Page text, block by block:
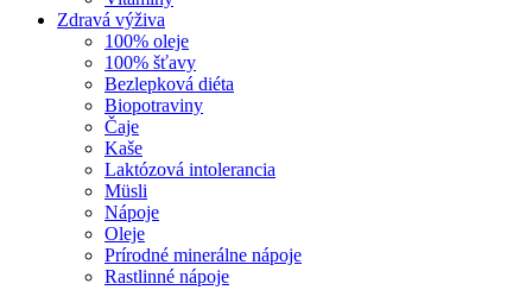
Zdravá výživa
100% oleje
100% šťavy
Bezlepková diéta
Biopotraviny
Čaje
Kaše
Laktózová intolerancia
Müsli
Nápoje
Oleje
Prírodné minerálne nápoje
Rastlinné nápoje